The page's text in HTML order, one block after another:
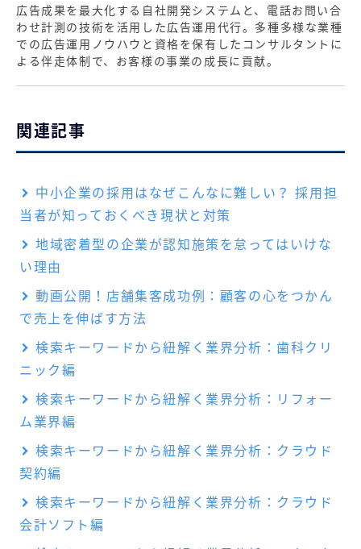
関連記事
中小企業の採用はなぜこんなに難しい？ 採用担
当者が知っておくべき現状と対策
地域密着型の企業が認知施策を怠ってはいけな
い理由
動画公開！店舗集客成功例：顧客の心をつかん
で売上を伸ばす方法
検索キーワードから紐解く業界分析：歯科クリ
ニック編
検索キーワードから紐解く業界分析：リフォー
ム業界編
検索キーワードから紐解く業界分析：クラウド
契約編
検索キーワードから紐解く業界分析：クラウド
会計ソフト編
広告成果を最大化する自社開発システムと、電話お問い合
わせ計測の技術を活用した広告運用代行。多種多様な業種
での広告運用ノウハウと資格を保有したコンサルタントに
よる伴走体制で、お客様の事業の成長に貢献。